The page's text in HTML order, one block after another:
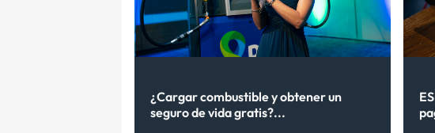
¿Cargar combustible y obtener un
seguro de vida gratis?...